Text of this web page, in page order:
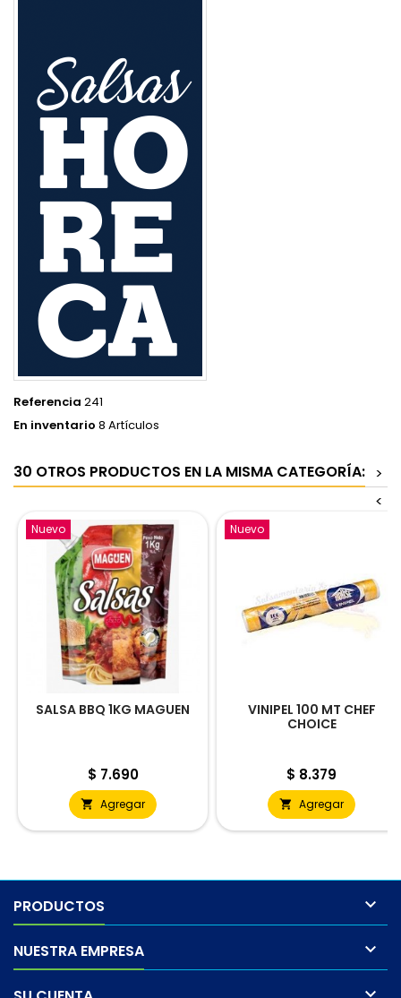
Referencia 241
En inventario 8 Artículos
30 OTROS PRODUCTOS EN LA MISMA CATEGORÍA: >
<
Nuevo
SALSA BBQ 1KG MAGUEN
Precio
$ 7.690
 Agregar
Nuevo
VINIPEL 100 MT CHEF
CHOICE
Precio
$ 8.379
 Agregar
PRODUCTOS 
NUESTRA EMPRESA 